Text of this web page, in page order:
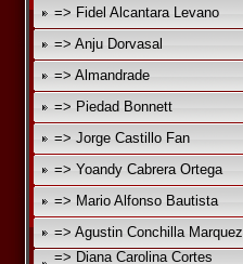
=> Fidel Alcantara Levano
=> Anju Dorvasal
=> Almandrade
=> Piedad Bonnett
=> Jorge Castillo Fan
=> Yoandy Cabrera Ortega
=> Mario Alfonso Bautista
=> Agustin Conchilla Marquez
=> Diana Carolina Cortes